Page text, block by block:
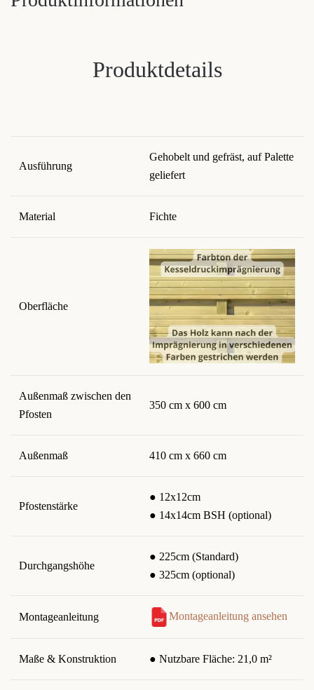
Produktdetails
Ausführung
Gehobelt und gefräst, auf Palette
geliefert
Material Fichte
Oberfläche
Außenmaß zwischen den
Pfosten
350 cm x 600 cm
Außenmaß 410 cm x 660 cm
Pfostenstärke
● 12x12cm
● 14x14cm BSH (optional)
Durchgangshöhe
● 225cm (Standard)
● 325cm (optional)
Montageanleitung Montageanleitung ansehen
Maße & Konstruktion ● Nutzbare Fläche: 21,0 m²